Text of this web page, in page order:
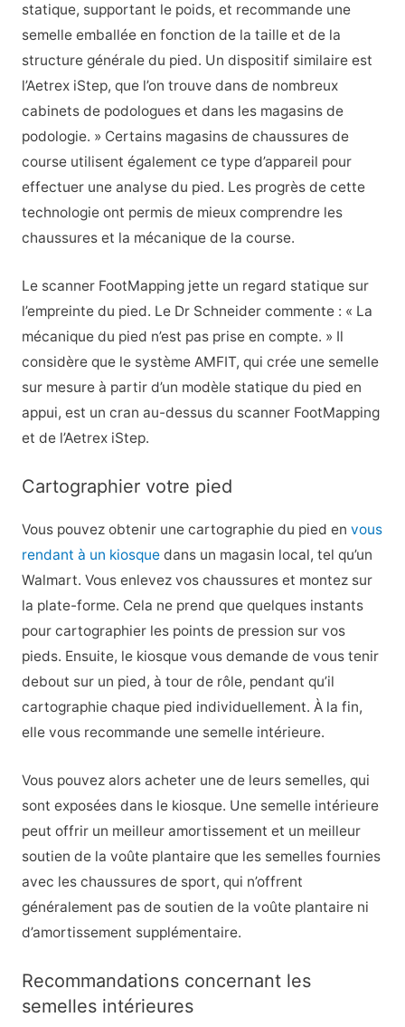
statique, supportant le poids, et recommande une
semelle emballée en fonction de la taille et de la
structure générale du pied. Un dispositif similaire est
l’Aetrex iStep, que l’on trouve dans de nombreux
cabinets de podologues et dans les magasins de
podologie. » Certains magasins de chaussures de
course utilisent également ce type d’appareil pour
effectuer une analyse du pied. Les progrès de cette
technologie ont permis de mieux comprendre les
chaussures et la mécanique de la course.
Le scanner FootMapping jette un regard statique sur
l’empreinte du pied. Le Dr Schneider commente : « La
mécanique du pied n’est pas prise en compte. » Il
considère que le système AMFIT, qui crée une semelle
sur mesure à partir d’un modèle statique du pied en
appui, est un cran au-dessus du scanner FootMapping
et de l’Aetrex iStep.
Cartographier votre pied
Vous pouvez obtenir une cartographie du pied en vous
rendant à un kiosquedans un magasin local, tel qu’un
Walmart. Vous enlevez vos chaussures et montez sur
la plate-forme. Cela ne prend que quelques instants
pour cartographier les points de pression sur vos
pieds. Ensuite, le kiosque vous demande de vous tenir
debout sur un pied, à tour de rôle, pendant qu’il
cartographie chaque pied individuellement. À la fin,
elle vous recommande une semelle intérieure.
Vous pouvez alors acheter une de leurs semelles, qui
sont exposées dans le kiosque. Une semelle intérieure
peut offrir un meilleur amortissement et un meilleur
soutien de la voûte plantaire que les semelles fournies
avec les chaussures de sport, qui n’offrent
généralement pas de soutien de la voûte plantaire ni
d’amortissement supplémentaire.
Recommandations concernant les
semelles intérieures